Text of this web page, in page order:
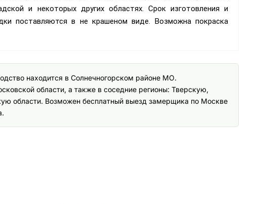
и некоторых других областях. Срок изготовления и
поставляются в не крашеном виде. Возможна покраска
находится в Солнечногорском районе МО.
области, а также в соседние регионы: Тверскую,
области. Возможен бесплатный выезд замерщика по Москве